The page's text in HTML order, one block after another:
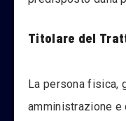
Titolare del
La persona fisica,
amministrazione e